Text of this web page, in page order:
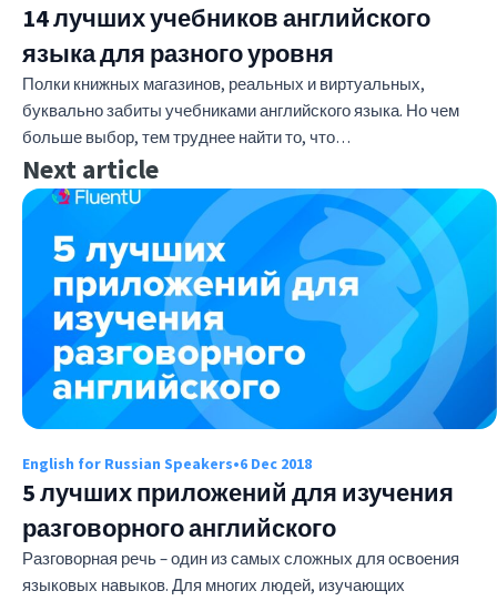
14 лучших учебников английского
языка для разного уровня
Полки книжных магазинов, реальных и виртуальных,
буквально забиты учебниками английского языка. Но чем
больше выбор, тем труднее найти то, что…
Next article
English for Russian Speakers•6 Dec 2018
5 лучших приложений для изучения
разговорного английского
Разговорная речь – один из самых сложных для освоения
языковых навыков. Для многих людей, изучающих